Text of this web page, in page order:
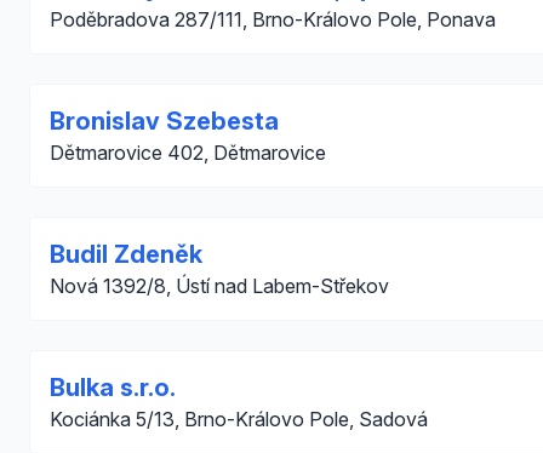
Poděbradova 287/111, Brno-Královo Pole, Ponava
Bronislav Szebesta
Dětmarovice 402, Dětmarovice
Budil Zdeněk
Nová 1392/8, Ústí nad Labem-Střekov
Bulka s.r.o.
Kociánka 5/13, Brno-Královo Pole, Sadová